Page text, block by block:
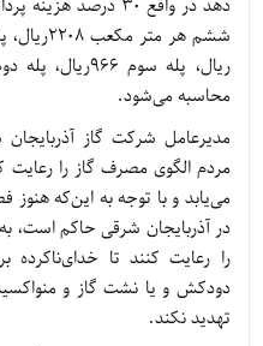
دهد در واقع 30 درصد
محاسبه می‌شود.
مدیرعامل شرکت گاز
مردم الگوی مصرف گاز را رعایت
می‌یابد و با توجه به این‌که
در آذربایجان شرقی حاکم است،
را رعایت کنند تا خدای‌ناکرده
دودکش و یا نشت گاز و
تهدید نکند.